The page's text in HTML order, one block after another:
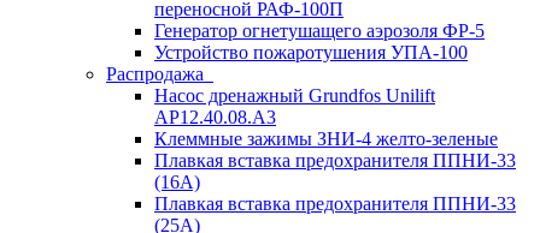
переносной РАФ-100П
Генератор огнетушащего аэрозоля ФР-5
Устройство пожаротушения УПА-100
Распродажа
Насос дренажный Grundfos Unilift
АP12.40.08.A3
Клеммные зажимы ЗНИ-4 желто-зеленые
Плавкая вставка предохранителя ППНИ-33
(16А)
Плавкая вставка предохранителя ППНИ-33
(25А)